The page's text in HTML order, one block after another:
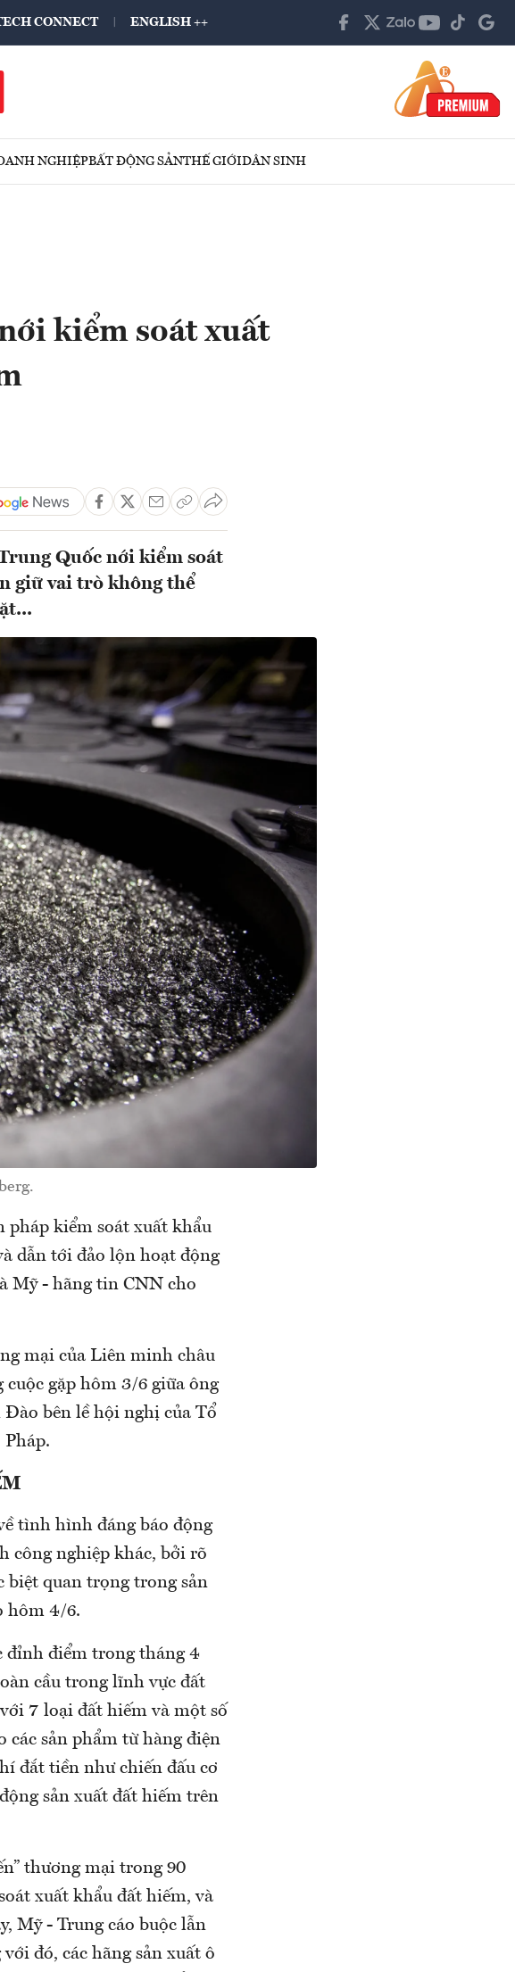
CONNECT ENGLISH ++
NGHIỆPBẤT ĐỘNG SẢNTHẾ GIỚIDÂN SINH
kiểm soát xuất
Quốc nới kiểm soát
giữ vai trò không thể
pháp kiểm soát xuất khẩu
dẫn tới đảo lộn hoạt động
Mỹ - hãng tin CNN cho
mại của Liên minh châu
gặp hôm 3/6 giữa ông
bên lề hội nghị của Tổ
tình hình đáng báo động
công nghiệp khác, bởi rõ
biệt quan trọng trong sản
hôm 4/6.
đỉnh điểm trong tháng 4
cầu trong lĩnh vực đất
7 loại đất hiếm và một số
sản phẩm từ hàng điện
đắt tiền như chiến đấu cơ
sản xuất đất hiếm trên
thương mại trong 90
xuất khẩu đất hiếm, và
Mỹ - Trung cáo buộc lẫn
đó, các hãng sản xuất ô